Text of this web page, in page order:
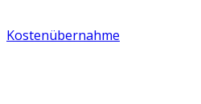
Kostenübernahme